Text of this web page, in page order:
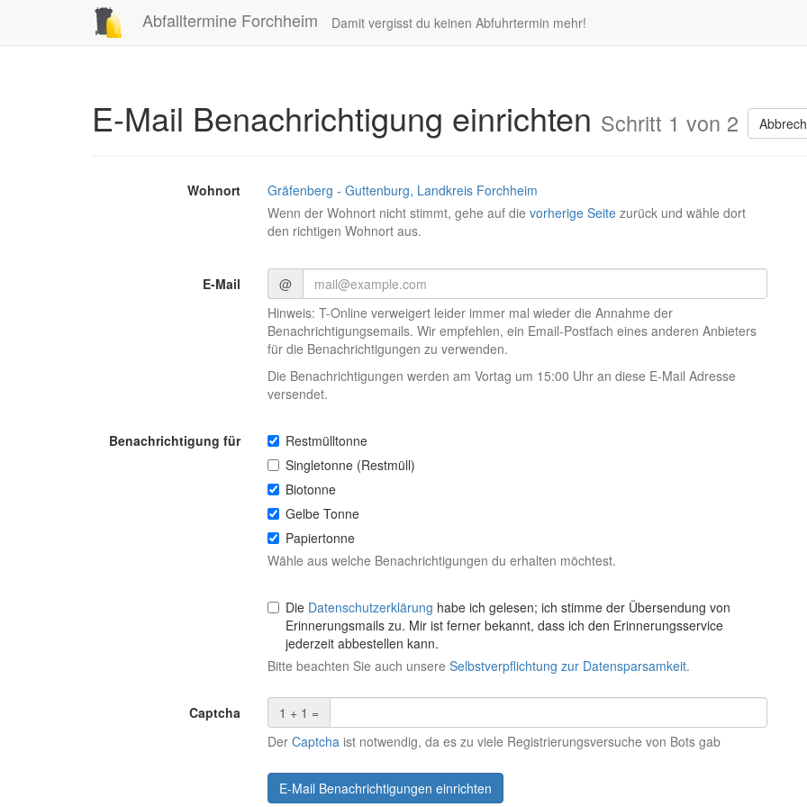
Abfalltermine Forchheim Damit vergisst du keinen Abfuhrtermin mehr!
E-Mail Benachrichtigung einrichten Schritt 1 von 2
Wohnort
Gräfenberg - Guttenburg, Landkreis Forchheim
Wenn der Wohnort nicht stimmt, gehe auf die vorherige Seite zurück und wähle dort
den richtigen Wohnort aus.
E-Mail
@
Hinweis: T-Online verweigert leider immer mal wieder die Annahme der
Benachrichtigungsemails. Wir empfehlen, ein Email-Postfach eines anderen Anbieters
für die Benachrichtigungen zu verwenden.
Die Benachrichtigungen werden am Vortag um 15:00 Uhr an diese E-Mail Adresse
versendet.
Benachrichtigung für
Restmülltonne
Singletonne (Restmüll)
Biotonne
Gelbe Tonne
Papiertonne
Wähle aus welche Benachrichtigungen du erhalten möchtest.
Die Datenschutzerklärung habe ich gelesen; ich stimme der Übersendung von
Erinnerungsmails zu. Mir ist ferner bekannt, dass ich den Erinnerungsservice
jederzeit abbestellen kann.
Bitte beachten Sie auch unsere Selbstverpflichtung zur Datensparsamkeit.
Captcha
1 + 1 =
Der Captcha ist notwendig, da es zu viele Registrierungsversuche von Bots gab
E-Mail Benachrichtigungen einrichten